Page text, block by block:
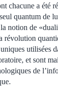
chacune a été
quantum de
notion de
révolution
utilisées
et sont
de